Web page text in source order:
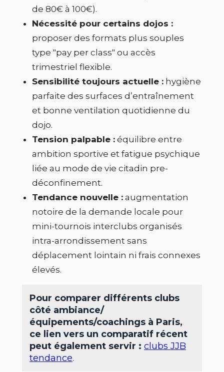
de 80€ à 100€).
Nécessité pour certains dojos :
proposer des formats plus souples
type "pay per class" ou accès
trimestriel flexible.
Sensibilité toujours actuelle : hygiène
parfaite des surfaces d’entraînement
et bonne ventilation quotidienne du
dojo.
Tension palpable : équilibre entre
ambition sportive et fatigue psychique
liée au mode de vie citadin pre-
déconfinement.
Tendance nouvelle : augmentation
notoire de la demande locale pour
mini-tournois interclubs organisés
intra-arrondissement sans
déplacement lointain ni frais connexes
élevés.
Pour comparer différents clubs
côté ambiance/
équipements/coachings à Paris,
ce lien vers un comparatif récent
peut également servir : clubs JJB
tendance.